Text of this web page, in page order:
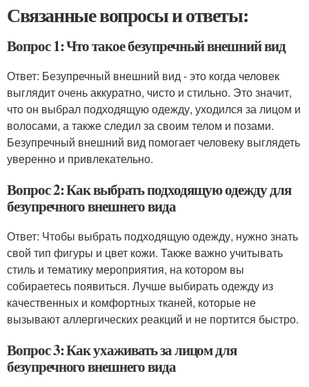
Связанные вопросы и ответы:
Вопрос 1: Что такое безупречный внешний вид
Ответ: Безупречный внешний вид - это когда человек
выглядит очень аккуратно, чисто и стильно. Это значит,
что он выбрал подходящую одежду, уходился за лицом и
волосами, а также следил за своим телом и позами.
Безупречный внешний вид помогает человеку выглядеть
уверенно и привлекательно.
Вопрос 2: Как выбрать подходящую одежду для
безупречного внешнего вида
Ответ: Чтобы выбрать подходящую одежду, нужно знать
свой тип фигуры и цвет кожи. Также важно учитывать
стиль и тематику мероприятия, на котором вы
собираетесь появиться. Лучше выбирать одежду из
качественных и комфортных тканей, которые не
вызывают аллергических реакций и не портится быстро.
Вопрос 3: Как ухаживать за лицом для
безупречного внешнего вида